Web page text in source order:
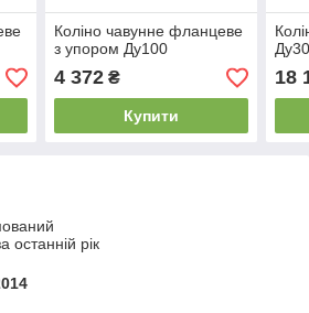
Коліно чавунне фланцеве
з упором Ду100
4 372₴
Купити
18
останній рік